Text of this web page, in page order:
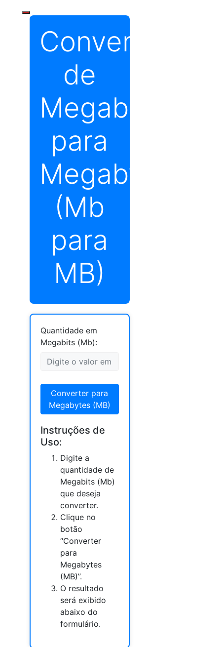
Conversor
de
Megabits
para
Megabytes
(Mb
para
MB)
Quantidade em
Megabits (Mb):
Converter para
Megabytes (MB)
Instruções de
Uso:
Digite a
quantidade de
Megabits (Mb)
que deseja
converter.
Clique no
botão
“Converter
para
Megabytes
(MB)”.
O resultado
será exibido
abaixo do
formulário.